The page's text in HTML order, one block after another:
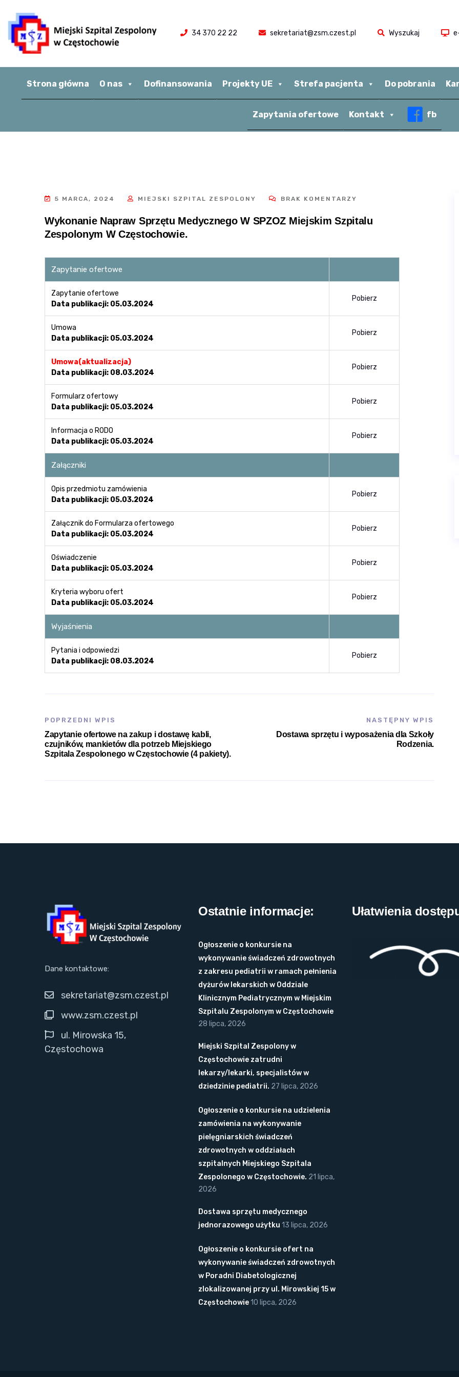
34 370 22 22 sekretariat@zsm.czest.pl Wyszukaj
Strona główna O nas Dofinansowania Projekty UE Strefa pacjenta Do pobrania
Zapytania ofertowe Kontakt fb
5 MARCA, 2024 MIEJSKI SZPITAL ZESPOLONY BRAK KOMENTARZY
Wykonanie Napraw Sprzętu Medycznego W SPZOZ Miejskim Szpitalu
Zespolonym W Częstochowie.
Zapytanie ofertowe
Zapytanie ofertowe
Data publikacji: 05.03.2024
Pobierz
Umowa
Data publikacji: 05.03.2024
Pobierz
Umowa(aktualizacja)
Data publikacji: 08.03.2024
Pobierz
Formularz ofertowy
Data publikacji: 05.03.2024
Pobierz
Informacja o RODO
Data publikacji: 05.03.2024
Pobierz
Załączniki
Opis przedmiotu zamówienia
Data publikacji: 05.03.2024
Pobierz
Załącznik do Formularza ofertowego
Data publikacji: 05.03.2024
Pobierz
Oświadczenie
Data publikacji: 05.03.2024
Pobierz
Kryteria wyboru ofert
Data publikacji: 05.03.2024
Pobierz
Wyjaśnienia
Pytania i odpowiedzi
Data publikacji: 08.03.2024
Pobierz
POPRZEDNI WPIS
Zapytanie ofertowe na zakup i dostawę kabli,
czujników, mankietów dla potrzeb Miejskiego
Szpitala Zespolonego w Częstochowie (4 pakiety).
NASTĘPNY WPIS
Dostawa sprzętu i wyposażenia dla Szkoły
Rodzenia.
Dane kontaktowe:
sekretariat@zsm.czest.pl
www.zsm.czest.pl
ul. Mirowska 15,
Częstochowa
Ostatnie informacje:
Ogłoszenie o konkursie na
wykonywanie świadczeń zdrowotnych
z zakresu pediatrii w ramach pełnienia
dyżurów lekarskich w Oddziale
Klinicznym Pediatrycznym w Miejskim
Szpitalu Zespolonym w Częstochowie
28 lipca, 2026
Miejski Szpital Zespolony w
Częstochowie zatrudni
lekarzy/lekarki, specjalistów w
dziedzinie pediatrii. 27 lipca, 2026
Ogłoszenie o konkursie na udzielenia
zamówienia na wykonywanie
pielęgniarskich świadczeń
zdrowotnych w oddziałach
szpitalnych Miejskiego Szpitala
Zespolonego w Częstochowie. 21 lipca,
2026
Dostawa sprzętu medycznego
jednorazowego użytku 13 lipca, 2026
Ogłoszenie o konkursie ofert na
wykonywanie świadczeń zdrowotnych
w Poradni Diabetologicznej
zlokalizowanej przy ul. Mirowskiej 15 w
Częstochowie10 lipca, 2026
Ułatwienia